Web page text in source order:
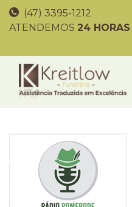
(47) 3395-1212
ATENDEMOS 24 HORAS